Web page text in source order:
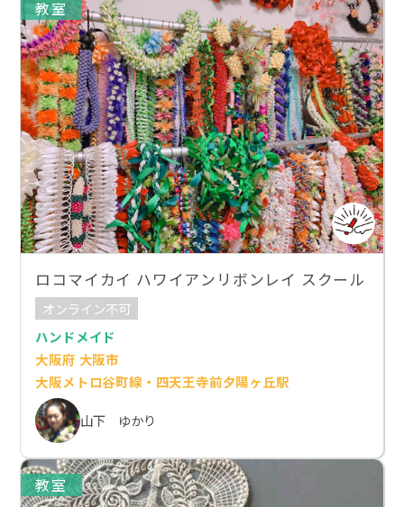
教室
ロコマイカイ ハワイアンリボンレイ スクール
オンライン不可
ハンドメイド
大阪府 大阪市
大阪メトロ谷町線・四天王寺前夕陽ヶ丘駅
山下 ゆかり
教室